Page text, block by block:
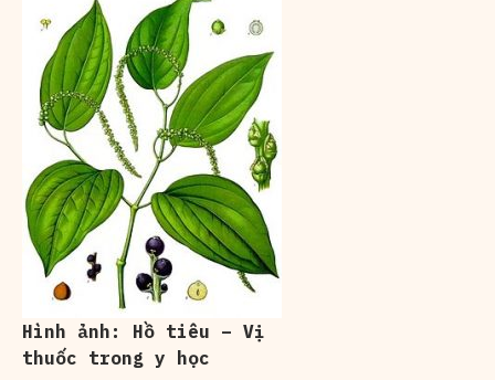
Hình ảnh: Hồ tiêu – Vị
thuốc trong y học